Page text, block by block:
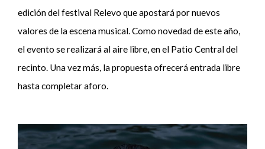
edición del festival Relevo que apostará por nuevos
valores de la escena musical. Como novedad de este año,
el evento se realizará al aire libre, en el Patio Central del
recinto. Una vez más, la propuesta ofrecerá entrada libre
hasta completar aforo.